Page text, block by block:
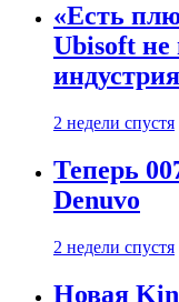
«Есть
Ubisoft не
2 недели спустя
Теперь
Denuvo
2 недели спустя
Новая